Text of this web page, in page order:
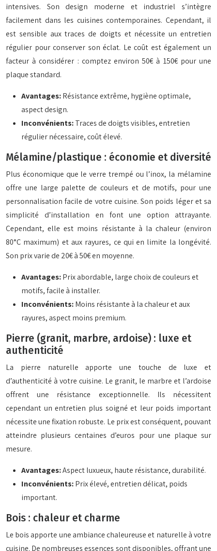
intensives. Son design moderne et industriel s’intègre
facilement dans les cuisines contemporaines. Cependant, il
est sensible aux traces de doigts et nécessite un entretien
régulier pour conserver son éclat. Le coût est également un
facteur à considérer : comptez environ 50€ à 150€ pour une
plaque standard.
Avantages:Résistance extrême, hygiène optimale,
aspect design.
Inconvénients:Traces de doigts visibles, entretien
régulier nécessaire, coût élevé.
Mélamine/plastique : économie et diversité
Plus économique que le verre trempé ou l’inox, la mélamine
offre une large palette de couleurs et de motifs, pour une
personnalisation facile de votre cuisine. Son poids léger et sa
simplicité d’installation en font une option attrayante.
Cependant, elle est moins résistante à la chaleur (environ
80°C maximum) et aux rayures, ce qui en limite la longévité.
Son prix varie de 20€ à 50€ en moyenne.
Avantages:Prix abordable, large choix de couleurs et
motifs, facile à installer.
Inconvénients:Moins résistante à la chaleur et aux
rayures, aspect moins premium.
Pierre (granit, marbre, ardoise) : luxe et
authenticité
La pierre naturelle apporte une touche de luxe et
d’authenticité à votre cuisine. Le granit, le marbre et l’ardoise
offrent une résistance exceptionnelle. Ils nécessitent
cependant un entretien plus soigné et leur poids important
nécessite une fixation robuste. Le prix est conséquent, pouvant
atteindre plusieurs centaines d’euros pour une plaque sur
mesure.
Avantages:Aspect luxueux, haute résistance, durabilité.
Inconvénients:Prix élevé, entretien délicat, poids
important.
Bois : chaleur et charme
Le bois apporte une ambiance chaleureuse et naturelle à votre
cuisine. De nombreuses essences sont disponibles, offrant une